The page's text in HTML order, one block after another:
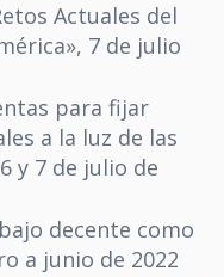
Actuales del
7 de julio
para fijar
a la luz de las
y 7 de julio de
decente como
a junio de 2022